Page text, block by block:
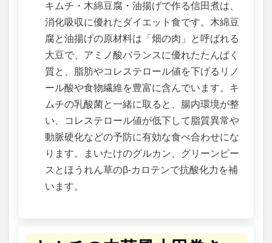
キムチ・木綿豆腐・油揚げで作る信田煮は、
消化吸収に優れたダイエット食です。木綿豆
腐と油揚げの原材料は「畑の肉」と呼ばれる
大豆で、アミノ酸バランスに優れたたんぱく
質と、脂肪やコレステロール値を下げるリノ
ール酸や食物繊維を豊富に含んでいます。キ
ムチの乳酸菌と一緒に取ると、腸内環境が整
い、コレステロール値が低下して脂質異常や
動脈硬化などの予防に有効な食べ合わせにな
ります。まいたけのグルカン、グリーンピー
スとほうれん草のβ‐カロテンで抗酸化力を補
います。